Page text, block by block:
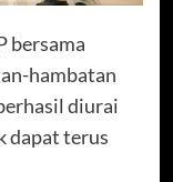
bersama
hambatan
diurai
dapat terus